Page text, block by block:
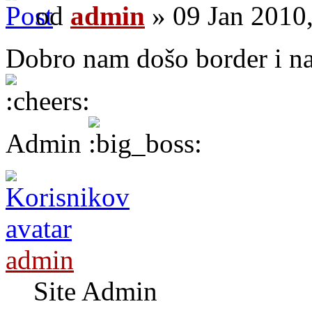
od admin » 09 Jan
Dobro nam došo border i
Admin
admin
Site Admin